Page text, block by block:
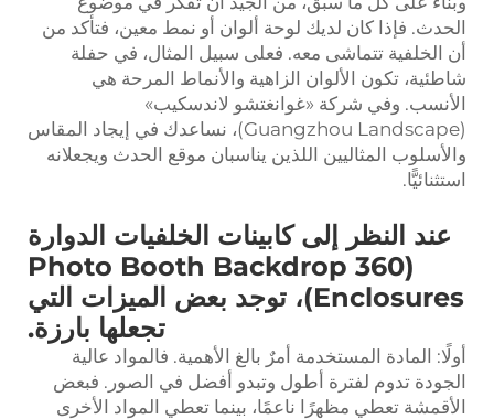
الحدث. فإذا كان لديك لوحة ألوان أو نمط معين، فتأكد من
أن الخلفية تتماشى معه. فعلى سبيل المثال، في حفلة
شاطئية، تكون الألوان الزاهية والأنماط المرحة هي
الأنسب. وفي شركة «غوانغتشو لاندسكيب»
(Guangzhou Landscape)، نساعدك في إيجاد المقاس
والأسلوب المثاليين اللذين يناسبان موقع الحدث ويجعلانه
استثنائيًّا.
عند النظر إلى كابينات الخلفيات الدوارة
(360 Photo Booth Backdrop
Enclosures)، توجد بعض الميزات التي
تجعلها بارزة.
أولًا: المادة المستخدمة أمرٌ بالغ الأهمية. فالمواد عالية
الجودة تدوم لفترة أطول وتبدو أفضل في الصور. فبعض
الأقمشة تعطي مظهرًا ناعمًا، بينما تعطي المواد الأخرى